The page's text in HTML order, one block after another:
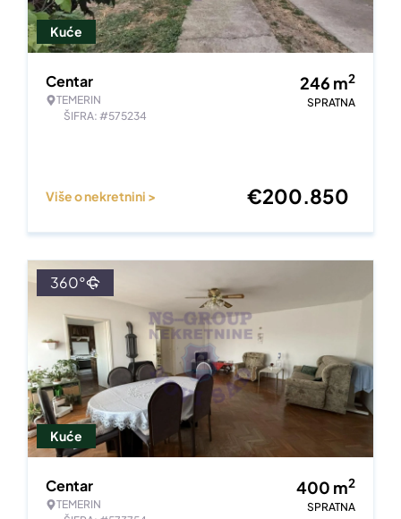
Kuće
Centar
TEMERIN
ŠIFRA: #575234
246 m2
SPRATNA
Više o nekretnini > €200.850
Kuće
360°
Centar
TEMERIN
400 m2
SPRATNA